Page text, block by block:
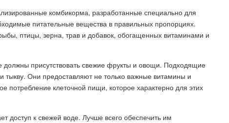
комбикорма, разработанные специально для
питательные вещества в правильных пропорциях.
птицы, зерна, трав и добавок, обогащенных витаминами и
должны присутствовать свежие фрукты и овощи. Подходящие
тыкву. Они предоставляют не только важные витамины и
потребление клеточной пищи, которое характерно для этих
доступ к свежей воде. Лучше всего обеспечить им